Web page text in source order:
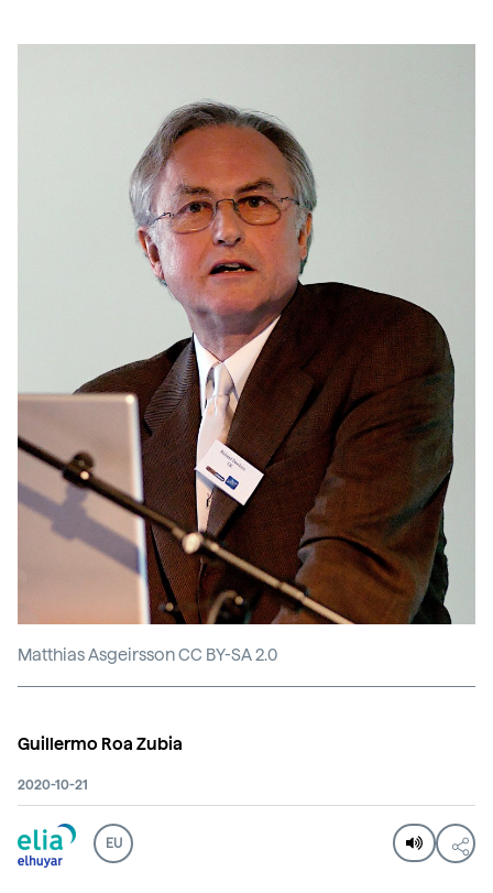
Matthias Asgeirsson CC BY-SA 2.0
Guillermo Roa Zubia
2020-10-21
EU